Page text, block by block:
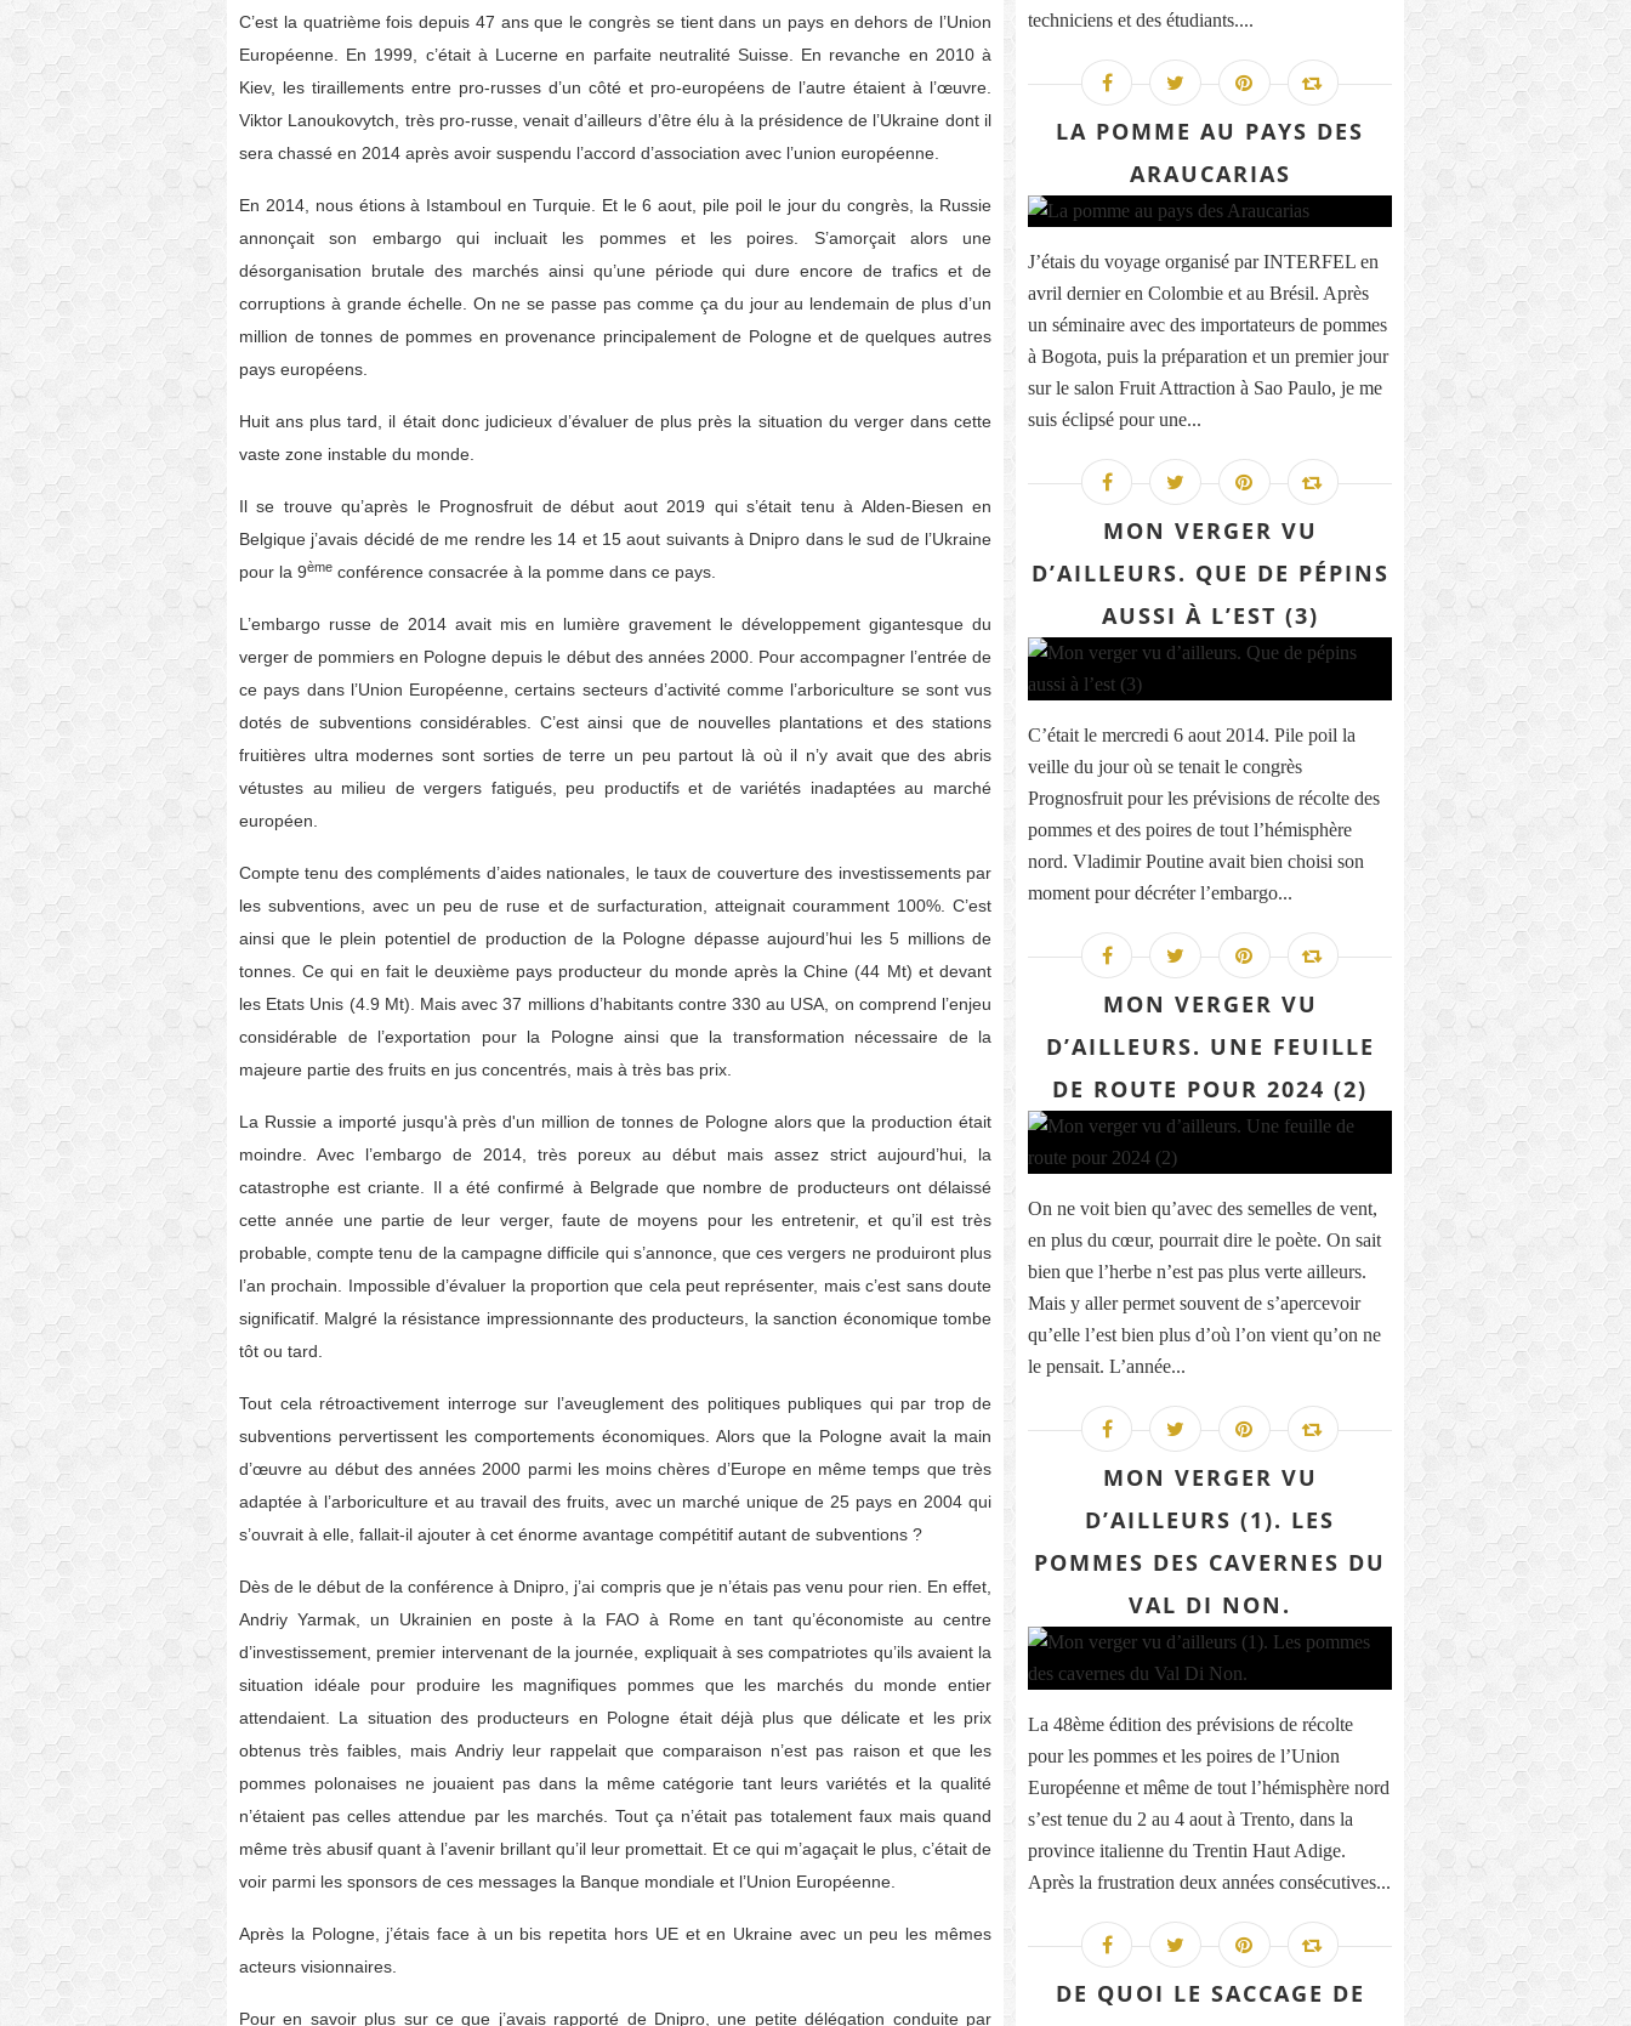
C’est la quatrième fois depuis 47 ans que le congrès se tient dans un pays en dehors de l’Union
Européenne. En 1999, c’était à Lucerne en parfaite neutralité Suisse. En revanche en 2010 à
Kiev, les tiraillements entre pro-russes d’un côté et pro-européens de l’autre étaient à l’œuvre.
Viktor Lanoukovytch, très pro-russe, venait d’ailleurs d’être élu à la présidence de l’Ukraine dont il
sera chassé en 2014 après avoir suspendu l’accord d’association avec l’union européenne.
En 2014, nous étions à Istamboul en Turquie. Et le 6 aout, pile poil le jour du congrès, la Russie
annonçait son embargo qui incluait les pommes et les poires. S’amorçait alors une
désorganisation brutale des marchés ainsi qu’une période qui dure encore de trafics et de
corruptions à grande échelle. On ne se passe pas comme ça du jour au lendemain de plus d’un
million de tonnes de pommes en provenance principalement de Pologne et de quelques autres
pays européens.
Huit ans plus tard, il était donc judicieux d’évaluer de plus près la situation du verger dans cette
vaste zone instable du monde.
Il se trouve qu’après le Prognosfruit de début aout 2019 qui s’était tenu à Alden-Biesen en
Belgique j’avais décidé de me rendre les 14 et 15 aout suivants à Dnipro dans le sud de l’Ukraine
pour la 9ème conférence consacrée à la pomme dans ce pays.
L’embargo russe de 2014 avait mis en lumière gravement le développement gigantesque du
verger de pommiers en Pologne depuis le début des années 2000. Pour accompagner l’entrée de
ce pays dans l’Union Européenne, certains secteurs d’activité comme l’arboriculture se sont vus
dotés de subventions considérables. C’est ainsi que de nouvelles plantations et des stations
fruitières ultra modernes sont sorties de terre un peu partout là où il n’y avait que des abris
vétustes au milieu de vergers fatigués, peu productifs et de variétés inadaptées au marché
européen.
Compte tenu des compléments d’aides nationales, le taux de couverture des investissements par
les subventions, avec un peu de ruse et de surfacturation, atteignait couramment 100%. C’est
ainsi que le plein potentiel de production de la Pologne dépasse aujourd’hui les 5 millions de
tonnes. Ce qui en fait le deuxième pays producteur du monde après la Chine (44 Mt) et devant
les Etats Unis (4.9 Mt). Mais avec 37 millions d’habitants contre 330 au USA, on comprend l’enjeu
considérable de l’exportation pour la Pologne ainsi que la transformation nécessaire de la
majeure partie des fruits en jus concentrés, mais à très bas prix.
La Russie a importé jusqu'à près d'un million de tonnes de Pologne alors que la production était
moindre. Avec l’embargo de 2014, très poreux au début mais assez strict aujourd’hui, la
catastrophe est criante. Il a été confirmé à Belgrade que nombre de producteurs ont délaissé
cette année une partie de leur verger, faute de moyens pour les entretenir, et qu’il est très
probable, compte tenu de la campagne difficile qui s’annonce, que ces vergers ne produiront plus
l’an prochain. Impossible d’évaluer la proportion que cela peut représenter, mais c’est sans doute
significatif. Malgré la résistance impressionnante des producteurs, la sanction économique tombe
tôt ou tard.
Tout cela rétroactivement interroge sur l’aveuglement des politiques publiques qui par trop de
subventions pervertissent les comportements économiques. Alors que la Pologne avait la main
d’œuvre au début des années 2000 parmi les moins chères d’Europe en même temps que très
adaptée à l’arboriculture et au travail des fruits, avec un marché unique de 25 pays en 2004 qui
s’ouvrait à elle, fallait-il ajouter à cet énorme avantage compétitif autant de subventions ?
Dès de le début de la conférence à Dnipro, j’ai compris que je n’étais pas venu pour rien. En effet,
Andriy Yarmak, un Ukrainien en poste à la FAO à Rome en tant qu’économiste au centre
d’investissement, premier intervenant de la journée, expliquait à ses compatriotes qu’ils avaient la
situation idéale pour produire les magnifiques pommes que les marchés du monde entier
attendaient. La situation des producteurs en Pologne était déjà plus que délicate et les prix
obtenus très faibles, mais Andriy leur rappelait que comparaison n’est pas raison et que les
pommes polonaises ne jouaient pas dans la même catégorie tant leurs variétés et la qualité
n’étaient pas celles attendue par les marchés. Tout ça n’était pas totalement faux mais quand
même très abusif quant à l’avenir brillant qu’il leur promettait. Et ce qui m’agaçait le plus, c’était de
voir parmi les sponsors de ces messages la Banque mondiale et l’Union Européenne.
Après la Pologne, j’étais face à un bis repetita hors UE et en Ukraine avec un peu les mêmes
acteurs visionnaires.
Pour en savoir plus sur ce que j’avais rapporté de Dnipro, une petite délégation conduite par
techniciens et des étudiants....
LA POMME AU PAYS DES
ARAUCARIAS
J’étais du voyage organisé par INTERFEL en
avril dernier en Colombie et au Brésil. Après
un séminaire avec des importateurs de pommes
à Bogota, puis la préparation et un premier jour
sur le salon Fruit Attraction à Sao Paulo, je me
suis éclipsé pour une...
MON VERGER VU
D’AILLEURS. QUE DE PÉPINS
AUSSI À L’EST (3)
C’était le mercredi 6 aout 2014. Pile poil la
veille du jour où se tenait le congrès
Prognosfruit pour les prévisions de récolte des
pommes et des poires de tout l’hémisphère
nord. Vladimir Poutine avait bien choisi son
moment pour décréter l’embargo...
MON VERGER VU
D’AILLEURS. UNE FEUILLE
DE ROUTE POUR 2024 (2)
On ne voit bien qu’avec des semelles de vent,
en plus du cœur, pourrait dire le poète. On sait
bien que l’herbe n’est pas plus verte ailleurs.
Mais y aller permet souvent de s’apercevoir
qu’elle l’est bien plus d’où l’on vient qu’on ne
le pensait. L’année...
MON VERGER VU
D’AILLEURS (1). LES
POMMES DES CAVERNES DU
VAL DI NON.
La 48ème édition des prévisions de récolte
pour les pommes et les poires de l’Union
Européenne et même de tout l’hémisphère nord
s’est tenue du 2 au 4 aout à Trento, dans la
province italienne du Trentin Haut Adige.
Après la frustration deux années consécutives...
DE QUOI LE SACCAGE DE